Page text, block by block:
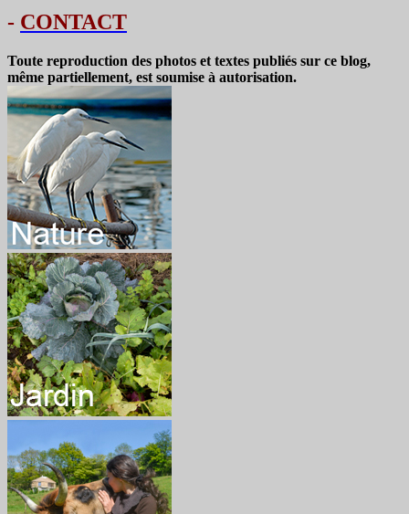
- CONTACT
Toute reproduction des photos et textes publiés sur ce blog,
même partiellement, est soumise à autorisation.